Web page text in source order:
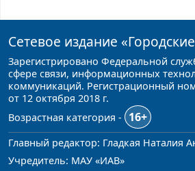
Сетевое издание
Зарегистрировано Федеральной
сфере связи, информационных
коммуникаций. Регистрационный
от 12 октября 2018 г.
Возрастная категория -
16+
Главный редактор: Гладкая Наталия
Учредитель: МАУ «ИАВ»